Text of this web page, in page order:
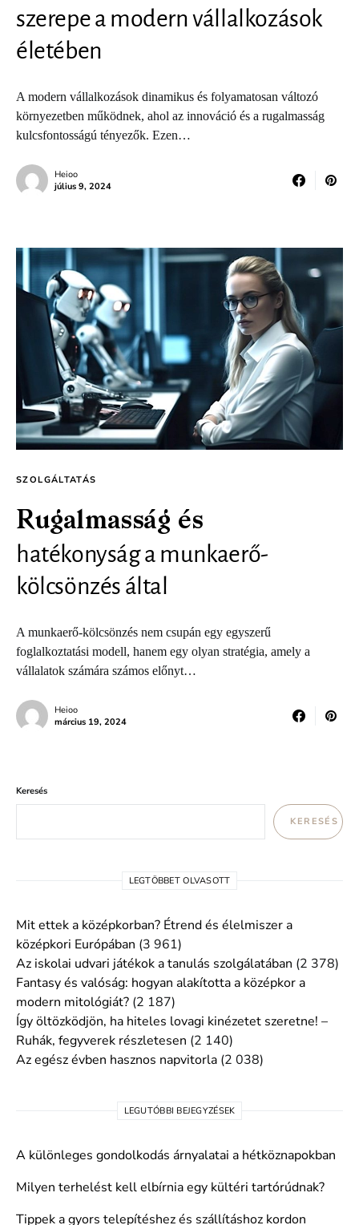
szerepe a modern vállalkozások
életében
A modern vállalkozások dinamikus és folyamatosan változó
környezetben működnek, ahol az innováció és a rugalmasság
kulcsfontosságú tényezők. Ezen…
Heioo
július 9, 2024
SZOLGÁLTATÁS
Rugalmasság és
hatékonyság a munkaerő-
kölcsönzés által
A munkaerő-kölcsönzés nem csupán egy egyszerű
foglalkoztatási modell, hanem egy olyan stratégia, amely a
vállalatok számára számos előnyt…
Heioo
március 19, 2024
Keresés
KERESÉS
LEGTÖBBET OLVASOTT
Mit ettek a középkorban? Étrend és élelmiszer a
középkori Európában (3 961)
Az iskolai udvari játékok a tanulás szolgálatában (2 378)
Fantasy és valóság: hogyan alakította a középkor a
modern mitológiát? (2 187)
Így öltözködjön, ha hiteles lovagi kinézetet szeretne! –
Ruhák, fegyverek részletesen (2 140)
Az egész évben hasznos napvitorla (2 038)
LEGUTÓBBI BEJEGYZÉSEK
A különleges gondolkodás árnyalatai a hétköznapokban
Milyen terhelést kell elbírnia egy kültéri tartórúdnak?
Tippek a gyors telepítéshez és szállításhoz kordon